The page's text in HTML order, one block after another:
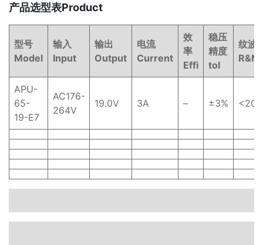
产品选型表Product
型号
Model
输入
Input
输出
Output
电流
Current
效
率
Effi
稳压
精度
tol
纹波
R&N
APU-
65-
19-E7
AC176-
264V
19.0V 3A – ±3%